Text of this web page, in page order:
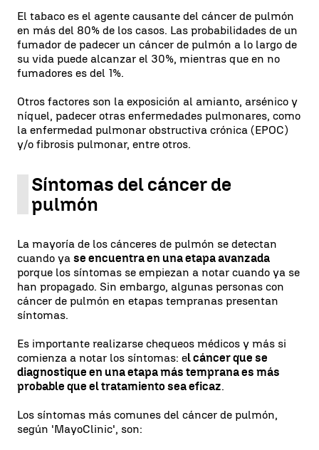
El tabaco es el agente causante del cáncer de pulmón
en más del 80% de los casos. Las probabilidades de un
fumador de padecer un cáncer de pulmón a lo largo de
su vida puede alcanzar el 30%, mientras que en no
fumadores es del 1%.
Otros factores son la exposición al amianto, arsénico y
níquel, padecer otras enfermedades pulmonares, como
la enfermedad pulmonar obstructiva crónica (EPOC)
y/o fibrosis pulmonar, entre otros.
Síntomas del cáncer de
pulmón
La mayoría de los cánceres de pulmón se detectan
cuando ya se encuentra en una etapa avanzada
porque los síntomas se empiezan a notar cuando ya se
han propagado. Sin embargo, algunas personas con
cáncer de pulmón en etapas tempranas presentan
síntomas.
Es importante realizarse chequeos médicos y más si
comienza a notar los síntomas: el cáncer que se
diagnostique en una etapa más temprana es más
probable que el tratamiento sea eficaz.
Los síntomas más comunes del cáncer de pulmón,
según 'MayoClinic', son: